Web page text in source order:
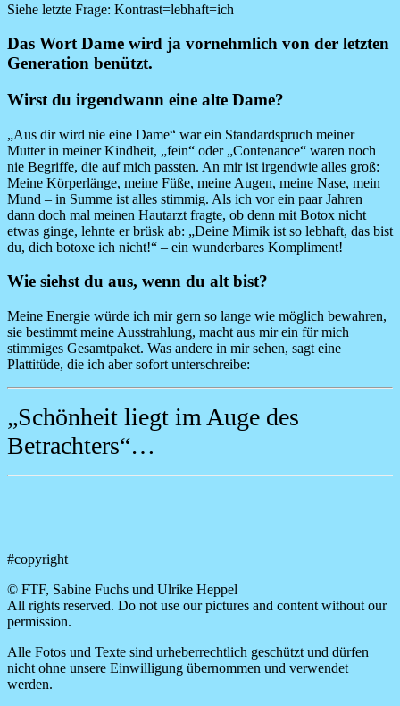
Siehe letzte Frage: Kontrast=lebhaft=ich
Das Wort Dame wird ja vornehmlich von der letzten
Generation benützt.
Wirst du irgendwann eine alte Dame?
„Aus dir wird nie eine Dame“ war ein Standardspruch meiner
Mutter in meiner Kindheit, „fein“ oder „Contenance“ waren noch
nie Begriffe, die auf mich passten. An mir ist irgendwie alles groß:
Meine Körperlänge, meine Füße, meine Augen, meine Nase, mein
Mund – in Summe ist alles stimmig. Als ich vor ein paar Jahren
dann doch mal meinen Hautarzt fragte, ob denn mit Botox nicht
etwas ginge, lehnte er brüsk ab: „Deine Mimik ist so lebhaft, das bist
du, dich botoxe ich nicht!“ – ein wunderbares Kompliment!
Wie siehst du aus, wenn du alt bist?
Meine Energie würde ich mir gern so lange wie möglich bewahren,
sie bestimmt meine Ausstrahlung, macht aus mir ein für mich
stimmiges Gesamtpaket. Was andere in mir sehen, sagt eine
Plattitüde, die ich aber sofort unterschreibe:
„Schönheit liegt im Auge des
Betrachters“…
#copyright
© FTF, Sabine Fuchs und Ulrike Heppel
All rights reserved. Do not use our pictures and content without our
permission.
Alle Fotos und Texte sind urheberrechtlich geschützt und dürfen
nicht ohne unsere Einwilligung übernommen und verwendet
werden.